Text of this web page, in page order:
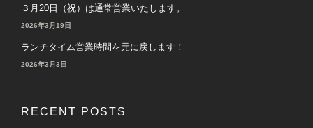
３月20日（祝）は通常営業いたします。
2026年3月19日
ランチタイム営業時間を元に戻します！
2026年3月3日
RECENT POSTS